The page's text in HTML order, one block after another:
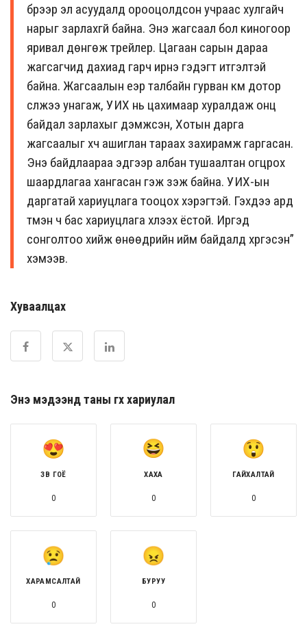
бүрээр эл асуудалд орооцолдсон учраас хулгайч
нарыг зарлахгүй байна. Энэ жагсаал бол киногоор
яривал дөнгөж трейлер. Цагаан сарын дараа
жагсагчид дахиад гарч ирнэ гэдэгт итгэлтэй
байна. Жагсаалын үеэр талбайн гурван км дотор
сүлжээ унагаж, УИХ нь цахимаар хуралдаж онц
байдал зарлахыг дэмжсэн, Хотын дарга
жагсаалыг хүч ашиглан тараах захирамж гаргасан.
Энэ байдлаараа эдгээр албан тушаалтан огцрох
шаардлагаа хангасан гэж үзэж байна. УИХ-ын
даргатай хариуцлага тооцох хэрэгтэй. Гэхдээ ард
түмэн ч бас хариуцлага хүлээх ёстой. Иргэд
сонголтоо хийж өнөөдрийн ийм байдалд хүргэсэн”
хэмээв.
Хуваалцах
Энэ мэдээнд таны өгөх хариулал
ЗӨВ ГОЁ
0
ХАХА
0
ГАЙХАЛТАЙ
0
ХАРАМСАЛТАЙ
0
БУРУУ
0